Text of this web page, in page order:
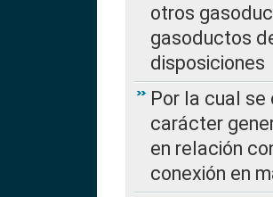
otros
gasoductos
disposiciones
Por la cual
carácter
en relación
conexión en